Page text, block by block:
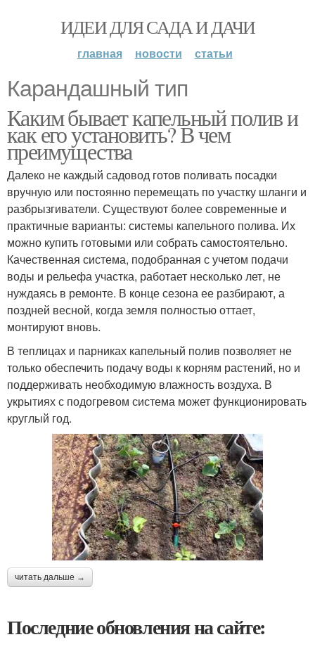
ИДЕИ ДЛЯ САДА И ДАЧИ
главная новости статьи
Карандашный тип
Каким бывает капельный полив и
как его установить? В чем
преимущества
Далеко не каждый садовод готов поливать посадки
вручную или постоянно перемещать по участку шланги и
разбрызгиватели. Существуют более современные и
практичные варианты: системы капельного полива. Их
можно купить готовыми или собрать самостоятельно.
Качественная система, подобранная с учетом подачи
воды и рельефа участка, работает несколько лет, не
нуждаясь в ремонте. В конце сезона ее разбирают, а
поздней весной, когда земля полностью оттает,
монтируют вновь.
В теплицах и парниках капельный полив позволяет не
только обеспечить подачу воды к корням растений, но и
поддерживать необходимую влажность воздуха. В
укрытиях с подогревом система может функционировать
круглый год.
читать дальше →
Последние обновления на сайте: